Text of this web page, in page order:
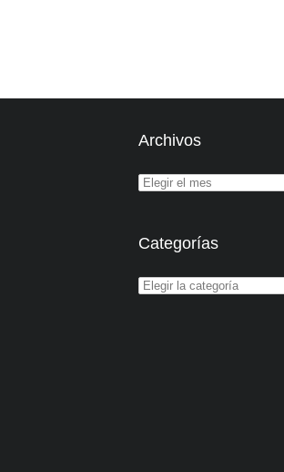
Archivos
Categorías